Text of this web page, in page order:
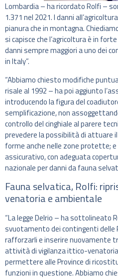
Lombardia – ha ricordato Rolfi –
1.371 nel 2021. I danni
pianura che in montagna.
si capisce che l’agricoltura è in
danni sempre maggiori a uno dei
in Italy”.
“Abbiamo chiesto modifiche
risale al 1992 – ha poi aggiunto
introducendo la figura del
semplificazione, non
controllo del cinghiale al parere
prevedere la possibilità di attuare
forme anche nelle zone protette;
assicurativo, con adeguata
nazionale per danni da fauna
Fauna selvatica, Rolfi:
venatoria e ambientale
“La legge Delrio – ha sottolineato
svuotamento dei contingenti delle
rafforzarli e inserire nuovamente
attività di vigilanza ittico-
permettere alle Province di
funzioni in questione. Abbiamo